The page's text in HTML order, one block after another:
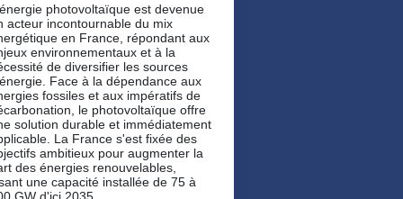
photovoltaïque est devenue
acteur incontournable du mix
en France, répondant aux
environnementaux et à la
de diversifier les sources
Face à la dépendance aux
fossiles et aux impératifs de
le photovoltaïque offre
solution durable et immédiatement
La France s'est fixée des
ambitieux pour augmenter la
des énergies renouvelables,
une capacité installée de 75 à